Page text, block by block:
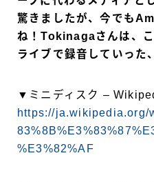
驚きましたが、今でも
ね！Tokinagaさんは、
ライブで録音していった
▼ミニディスク –
https://ja.wikipedia.org/
%E3%82%AF